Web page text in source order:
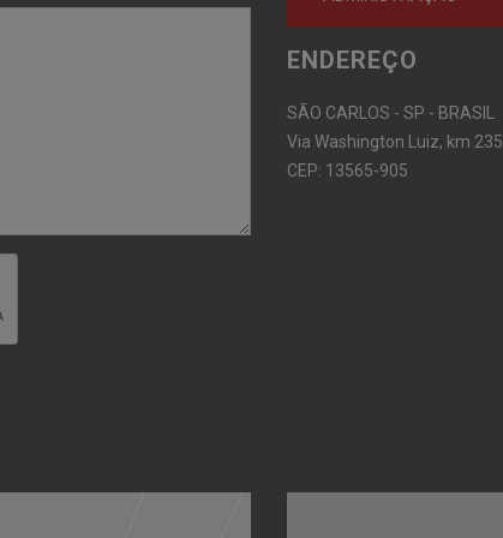
ENDEREÇO
SÃO CARLOS - SP - BRASIL
Via Washington Luiz, km 235
CEP: 13565-905